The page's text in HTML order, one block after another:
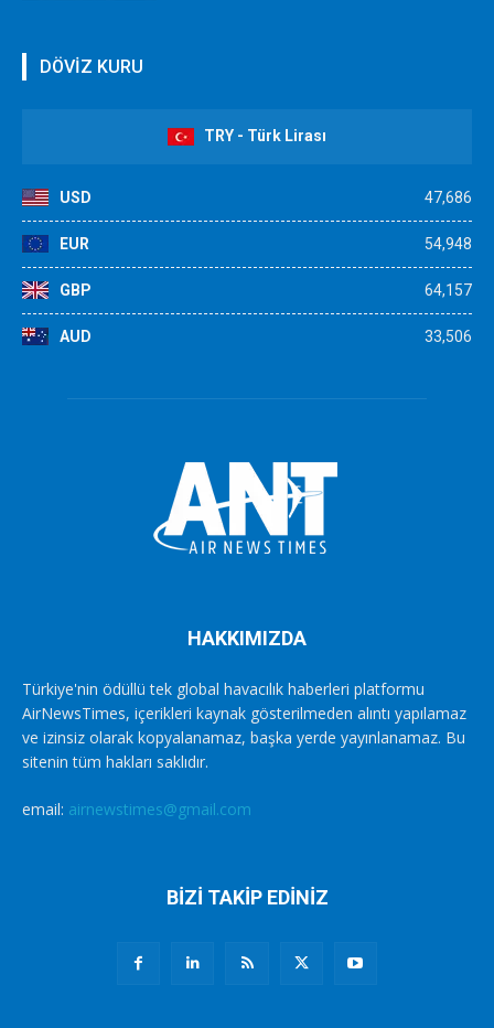
DÖVİZ KURU
TRY - Türk Lirası
USD 47,686
EUR 54,948
GBP 64,157
AUD 33,506
HAKKIMIZDA
Türkiye'nin ödüllü tek global havacılık haberleri platformu
AirNewsTimes, içerikleri kaynak gösterilmeden alıntı yapılamaz
ve izinsiz olarak kopyalanamaz, başka yerde yayınlanamaz. Bu
sitenin tüm hakları saklıdır.
email: airnewstimes@gmail.com
BİZİ TAKİP EDİNİZ